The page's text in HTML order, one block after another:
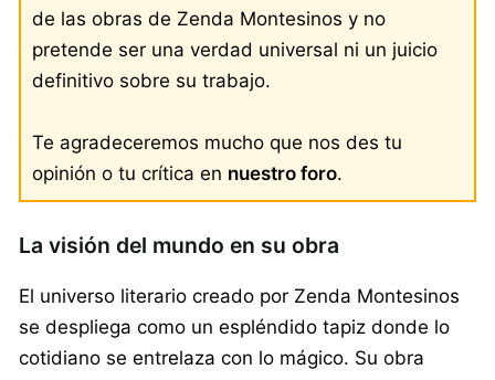
de las obras de Zenda Montesinos y no
pretende ser una verdad universal ni un juicio
definitivo sobre su trabajo.
Te agradeceremos mucho que nos des tu
opinión o tu crítica en nuestro foro.
La visión del mundo en su obra
El universo literario creado por Zenda Montesinos
se despliega como un espléndido tapiz donde lo
cotidiano se entrelaza con lo mágico. Su obra